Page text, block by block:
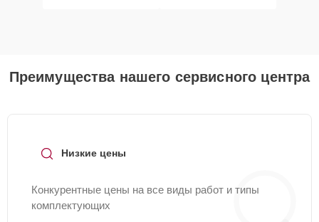
Преимущества нашего сервисного центра
Низкие цены
Конкурентные цены на все виды работ и типы
комплектующих